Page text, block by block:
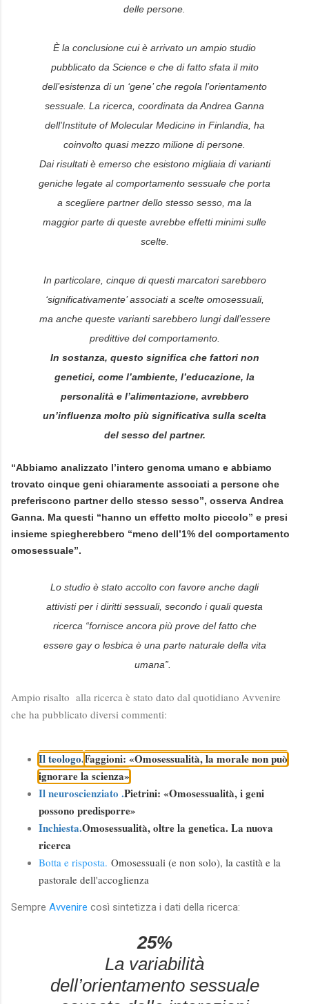
delle persone.
È la conclusione cui è arrivato un ampio studio
pubblicato da Sciencee che di fatto sfata il mito
dell’esistenza di un ‘gene’ che regola l’orientamento
sessuale. La ricerca, coordinata da Andrea Ganna
dell’Institute of Molecular Medicinein Finlandia, ha
coinvolto quasi mezzo milione di persone.
Dai risultati è emerso che esistono migliaia di varianti
geniche legate al comportamento sessuale che porta
a scegliere partner dello stesso sesso, ma la
maggior parte di queste avrebbe effetti minimi sulle
scelte.
In particolare, cinque di questi marcatori sarebbero
‘significativamente’ associati a scelte omosessuali,
ma anche queste varianti sarebbero lungi dall’essere
predittive del comportamento.
In sostanza, questo significa che fattori non
genetici, come l’ambiente, l’educazione, la
personalità e l’alimentazione, avrebbero
un’influenza molto più significativa sulla scelta
del sesso del partner.
“Abbiamo analizzato l’intero genoma umano e abbiamo
trovato cinque geni chiaramente associati a persone che
preferiscono partner dello stesso sesso”, osserva Andrea
Ganna. Ma questi “hanno un effetto molto piccolo” e presi
insieme spiegherebbero “meno dell’1% del comportamento
omosessuale”.
Lo studio è stato accolto con favore anche dagli
attivisti per i diritti sessuali, secondo i quali questa
ricerca “fornisce ancora più prove del fatto che
essere gay o lesbica è una parte naturale della vita
umana”.
Ampio risalto alla ricerca è stato dato dal quotidiano Avvenire
che ha pubblicato diversi commenti:
Il teologo.Faggioni: «Omosessualità, la morale non può
ignorare la scienza»
Il neuroscienziato .Pietrini: «Omosessualità, i geni
possono predisporre»
Inchiesta.Omosessualità, oltre la genetica. La nuova
ricerca
Botta e risposta. Omosessuali (e non solo), la castità e la
pastorale dell'accoglienza
Sempre Avvenire così sintetizza i dati della ricerca:
25%
La variabilità
dell’orientamento sessuale